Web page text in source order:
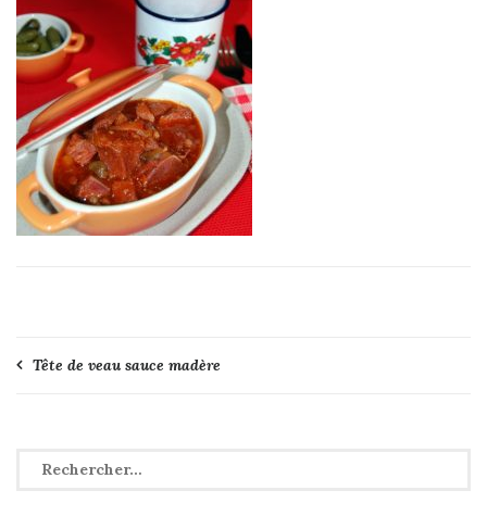
Navigation
Tête de veau sauce madère
Rechercher :